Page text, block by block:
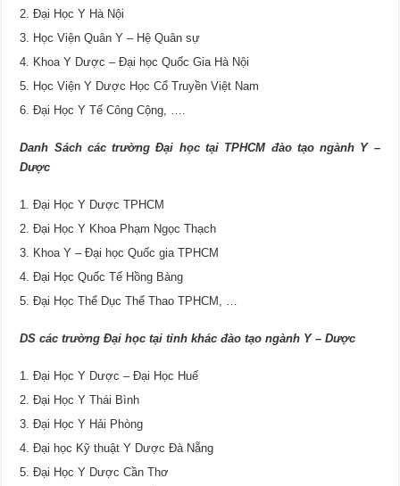
Đại Học Y Hà Nội
Học Viện Quân Y – Hệ Quân sự
Khoa Y Dược – Đại học Quốc Gia Hà Nội
Học Viện Y Dược Học Cổ Truyền Việt Nam
Đại Học Y Tế Công Cộng, ….
Danh Sách các trường Đại học tại TPHCM đào tạo ngành Y –
Dược
Đại Học Y Dược TPHCM
Đại Học Y Khoa Phạm Ngọc Thạch
Khoa Y – Đại học Quốc gia TPHCM
Đại Học Quốc Tế Hồng Bàng
Đại Học Thể Dục Thể Thao TPHCM, …
DS các trường Đại học tại tỉnh khác đào tạo ngành Y – Dược
Đại Học Y Dược – Đại Học Huế
Đại Học Y Thái Bình
Đại Học Y Hải Phòng
Đại học Kỹ thuật Y Dược Đà Nẵng
Đại Học Y Dược Cần Thơ